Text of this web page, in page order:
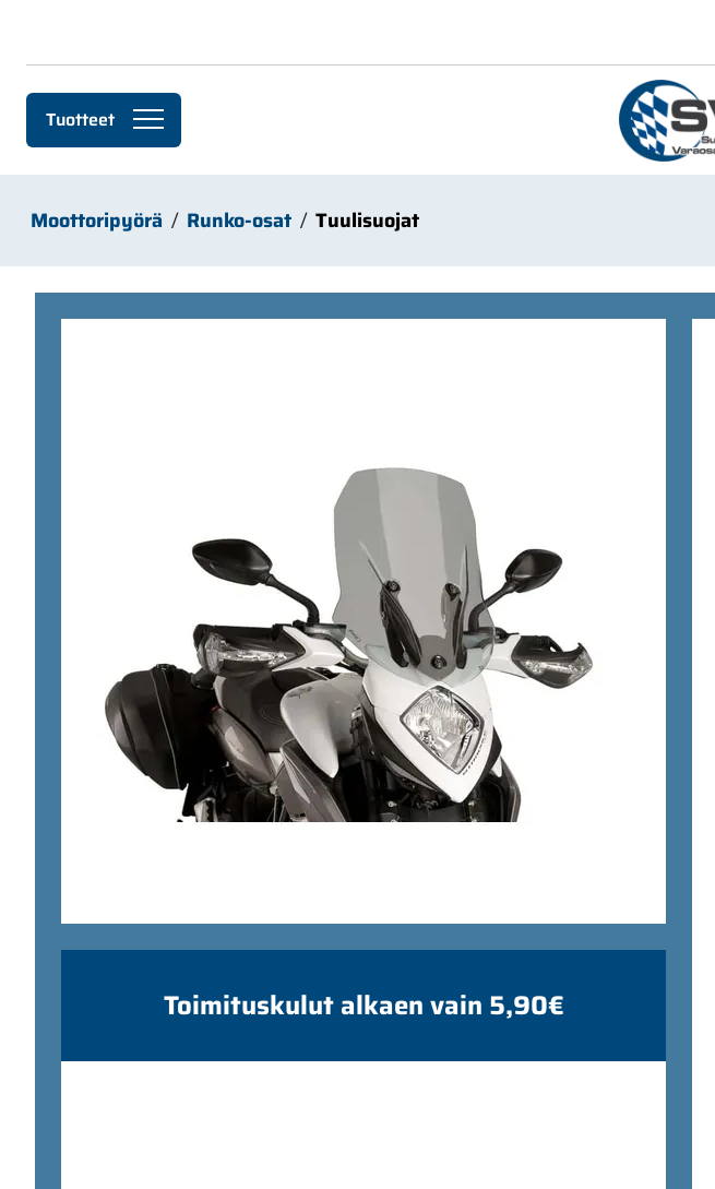
Tuotteet
Moottoripyörä Runko-osat Tuulisuojat
Ohita kuvat
Toimituskulut alkaen vain 5,90€